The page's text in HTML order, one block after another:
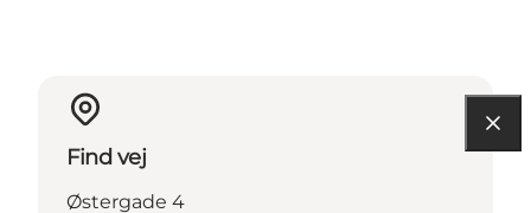
Find vej
Østergade 4